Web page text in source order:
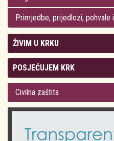
Primjedbe, prijedlozi, pohvale
ŽIVIM U KRKU
Kolegij gradonačelnika
Gradsko vijeće
Odluke Grada Krka (Službene
POSJEĆUJEM KRK
Plan Grada Krka
Krk 360° VR panorama
Krk uživo
Civilna zaštita